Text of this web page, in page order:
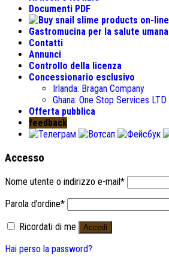
Documenti PDF
Gastromucina per la salute umana
Contatti
Annunci
Controllo della licenza
Concessionario esclusivo
Irlanda: Bragan Company
Ghana: One Stop Services LTD
Offerta pubblica
feedback
Accesso
Nome utente o indirizzo e-mail*
Parola d’ordine*
Ricordati di me
Accedi
Hai perso la password?